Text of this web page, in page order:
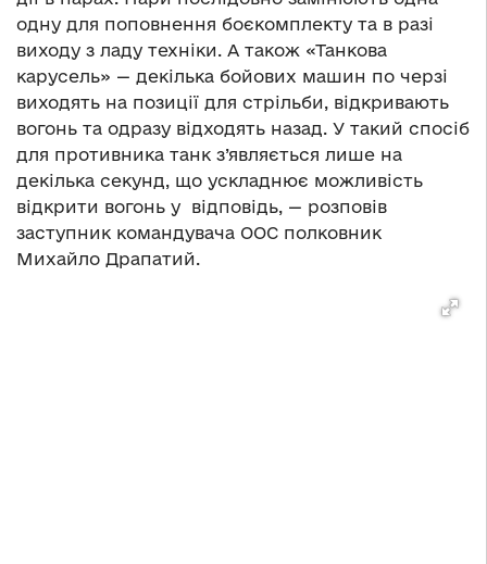
одну для поповнення боєкомплекту та в разі
виходу з ладу техніки. А також «Танкова
карусель» — декілька бойових машин по черзі
виходять на позиції для стрільби, відкривають
вогонь та одразу відходять назад. У такий спосіб
для противника танк з’являється лише на
декілька секунд, що ускладнює можливість
відкрити вогонь у відповідь, — розповів
заступник командувача ООС полковник
Михайло Драпатий.